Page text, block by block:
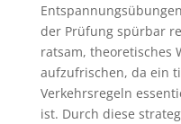
der Prüfung spürbar
ratsam, theoretisches
aufzufrischen, da ein
Verkehrsregeln
ist. Durch diese